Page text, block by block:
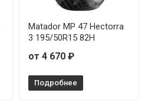
Matador MP 47 Hectorra
3 195/50R15 82H
от 4 670 ₽
Подробнее